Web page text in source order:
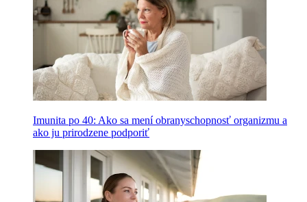
Imunita po 40: Ako sa mení obranyschopnosť organizmu a
ako ju prirodzene podporiť